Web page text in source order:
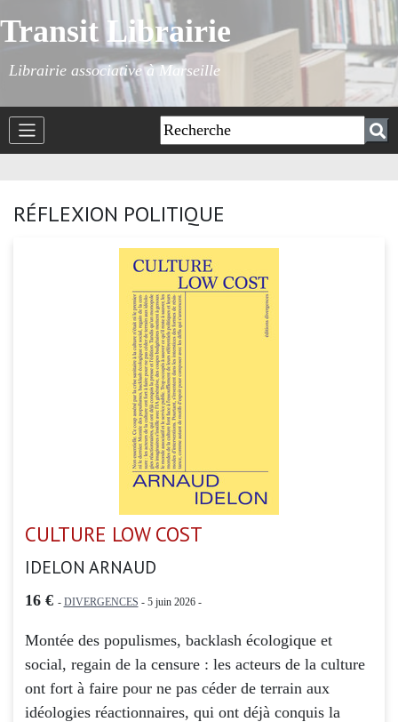
Transit Librairie
Librairie associative à Marseille
RÉFLEXION POLITIQUE
CULTURE LOW COST
IDELON ARNAUD
16 € - DIVERGENCES - 5 juin 2026 -
Montée des populismes, backlash écologique et
social, regain de la censure : les acteurs de la culture
ont fort à faire pour ne pas céder de terrain aux
idéologies réactionnaires, qui ont déjà conquis la